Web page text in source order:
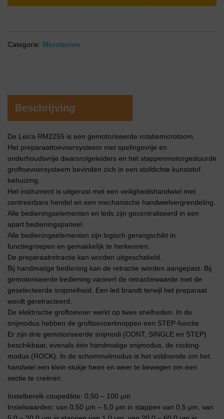
Categorie: Microtomen
Beschrijving
De Leica RM2255 is een gemotoriseerde rotatiemicrotoom.
Het preparaattoevoersysteem met spelingsvrije en
onderhoudsvrije dwarsrolgeleiders en het stappenmotorgestuurde
groftoevoersysteem bevinden zich in een stofdichte kunststof
behuizing.
Het instrument is uitgerust met een veiligheidshandwiel met
centreerbare hendel en een mechanische handwielvergrendeling.
Alle bedieningselementen en leds zijn gecentraliseerd in een
apart bedieningspaneel.
Alle bedieningselementen zijn logisch gerangschikt in
functiegroepen en gemakkelijk te herkennen.
De preparaatretractie kan worden uitgeschakeld.
Bij handmatige bediening kan de retractie worden aangepast. Bij
gemotoriseerde bediening varieert de retractiewaarde met de
geselecteerde snijsnelheid. Een led brandt terwijl het preparaat
wordt geretracteerd.
De elektrische groftoevoer werkt op twee snelheden. In de
snijmodus hebben de groftoevoerknoppen een STEP-functie.
Er zijn drie gemotoriseerde snijmodi (CONT, SINGLE en STEP)
beschikbaar, evenals één handmatige snijmodus, de rocking-
modus (ROCK). In de schommelmodus is het voldoende om het
handwiel een klein stukje heen en weer te bewegen om een ​​
sectie te creëren.
Instelbereik coupedikte: 0,50 – 100 μm
Instelwaarden: van 0,50 μm – 5,0 μm in stappen van 0,5 μm, van